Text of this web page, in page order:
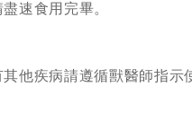
速食用完畢。
他疾病請遵循獸醫師指示